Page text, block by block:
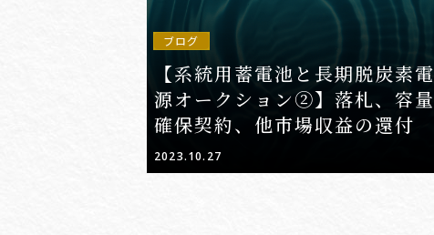
ブログ
【系統用蓄電池と長期脱炭素電
源オークション②】落札、容量
確保契約、他市場収益の還付
2023.10.27